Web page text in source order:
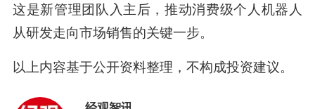
这是新管理团队入主后，推动消费级个人机器人
从研发走向市场销售的关键一步。
以上内容基于公开资料整理，不构成投资建议。